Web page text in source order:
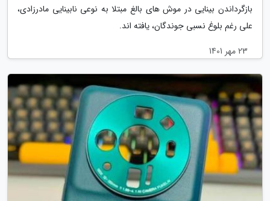
بازگرداندن بینایی در موش های بالغ مبتلا به نوعی نابینایی مادرزادی،
علی رغم بلوغ نسبی جوندگان، یافته اند.
23 مهر 1401